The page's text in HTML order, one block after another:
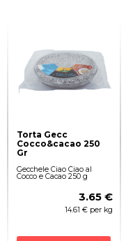
Torta Gecc
Cocco&cacao 250
Gr
Gecchele Ciao Ciao al
Cocco e Cacao 250 g
3.65 €
14.61 € per kg